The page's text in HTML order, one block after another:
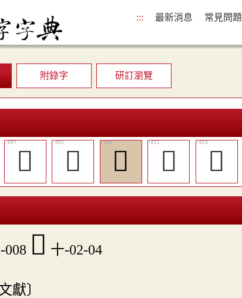
::: 最新消息 常見問題
附錄字 研訂瀏覽
󱬿 𠀭 󱭀 󰀩 󱭁
008 󱭀 十-02-04
獻〕